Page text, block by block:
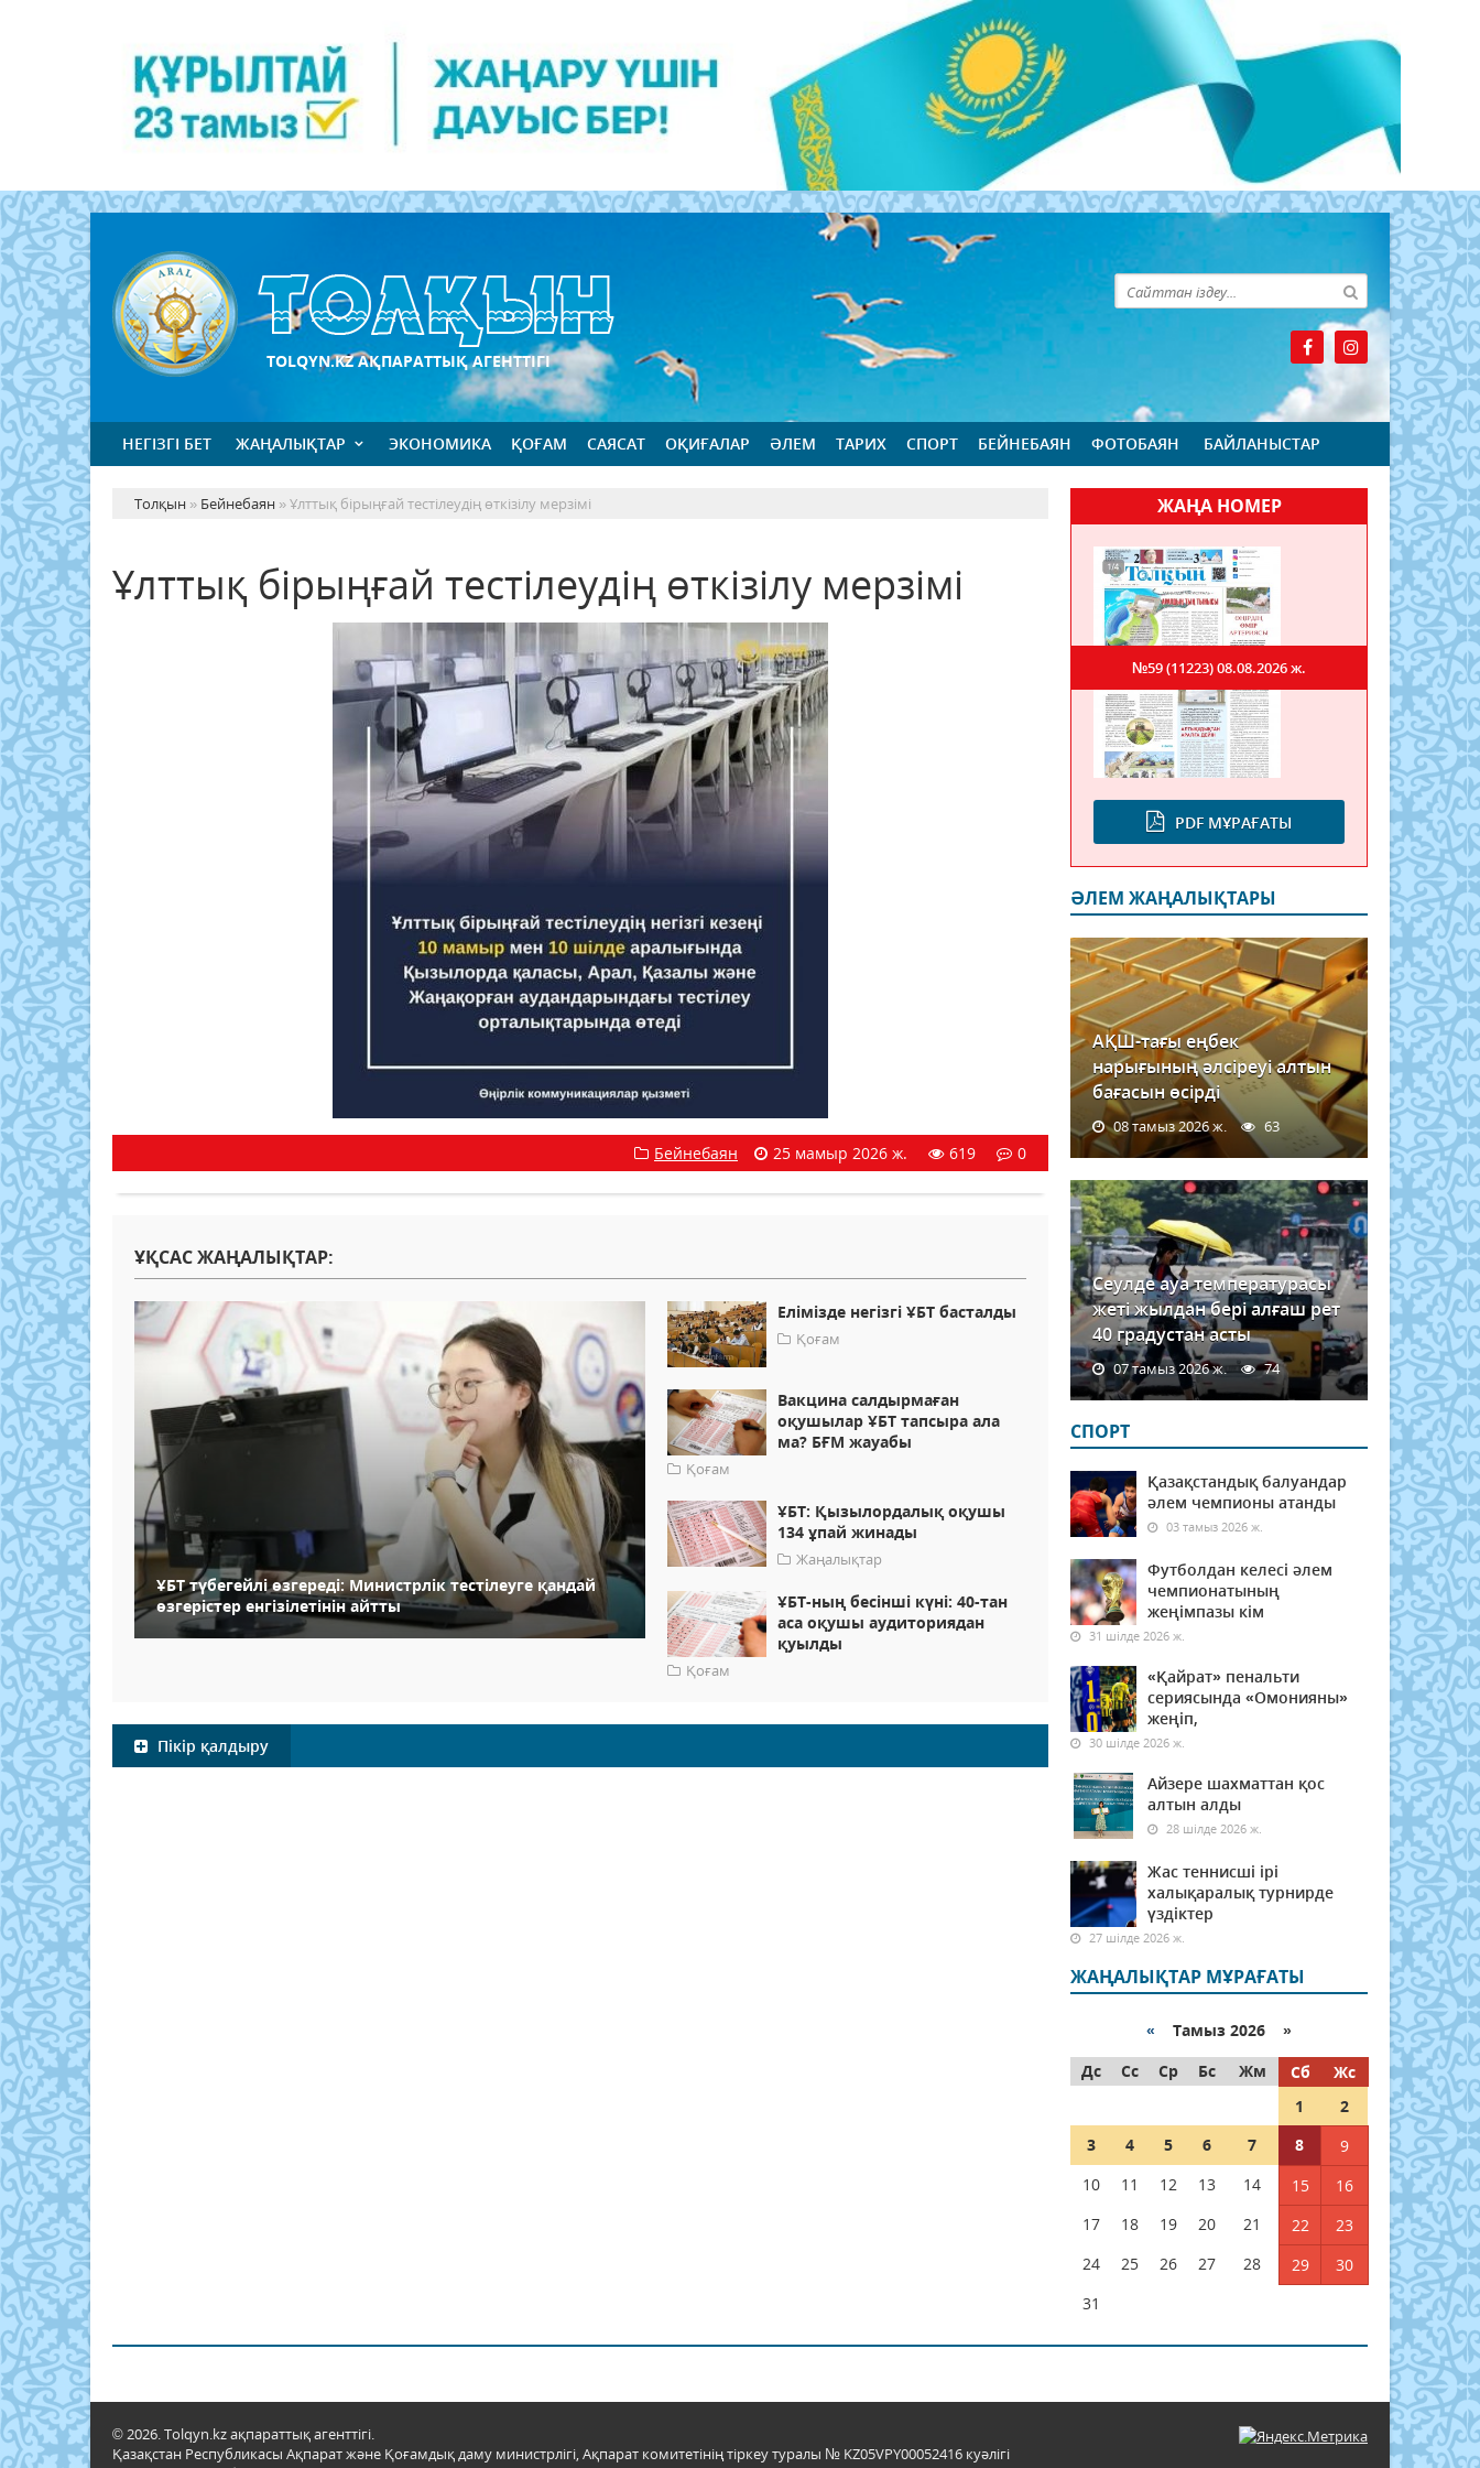
TOLQYN.KZ АҚПАРАТТЫҚ АГЕНТТІГІ
НЕГІЗГІ БЕТ ЖАҢАЛЫҚТАР ЭКОНОМИКА ҚОҒАМ САЯСАТ ОҚИҒАЛАР ӘЛЕМ ТАРИХ СПОРТ БЕЙНЕБАЯН ФОТОБАЯН БАЙЛАНЫСТАР
Толқын » Бейнебаян » Ұлттық бірыңғай тестілеудің өткізілу мерзімі
Ұлттық бірыңғай тестілеудің өткізілу мерзімі
Бейнебаян 25 мамыр 2026 ж. 619 0
ҰҚСАС ЖАҢАЛЫҚТАР:
ҰБТ түбегейлі өзгереді: Министрлік тестілеуге қандай
өзгерістер енгізілетінін айтты
Елімізде негізгі ҰБТ басталды
Қоғам
Вакцина салдырмаған
оқушылар ҰБТ тапсыра ала
ма? БҒМ жауабы
Қоғам
ҰБТ: Қызылордалық оқушы
134 ұпай жинады
Жаңалықтар
ҰБТ-ның бесінші күні: 40-тан
аса оқушы аудиториядан
қуылды
Қоғам
Пікір қалдыру
ЖАҢА НОМЕР
PDF МҰРАҒАТЫ
№59 (11223)08.08.2026 ж.
ӘЛЕМ ЖАҢАЛЫҚТАРЫ
АҚШ-тағы еңбек
нарығының әлсіреуі алтын
бағасын өсірді
08 тамыз 2026 ж. 63
Сеулде ауа температурасы
жеті жылдан бері алғаш рет
40 градустан асты
07 тамыз 2026 ж. 74
СПОРТ
Қазақстандық балуандар
әлем чемпионы атанды
03 тамыз 2026 ж.
Футболдан келесі әлем
чемпионатының
жеңімпазы кім
31 шілде 2026 ж.
«Қайрат» пенальти
сериясында «Омонияны»
жеңіп,
30 шілде 2026 ж.
Айзере шахматтан қос
алтын алды
28 шілде 2026 ж.
Жас теннисші ірі
халықаралық турнирде
үздіктер
27 шілде 2026 ж.
ЖАҢАЛЫҚТАР МҰРАҒАТЫ
« Тамыз 2026 »
Дс
Сс Ср Бс Жм Сб
Жс
1
2
3
4 5 6 7 8
9
10
11 12 13 14 15
16
17
18 19 20 21 22
23
24
25 26 27 28 29
30
31
© 2026. Tolqyn.kz ақпараттық агенттігі.
Қазақстан Республикасы Ақпарат және Қоғамдық даму министрлігі, Ақпарат комитетінің тіркеу туралы № KZ05VPY00052416 куәлігі